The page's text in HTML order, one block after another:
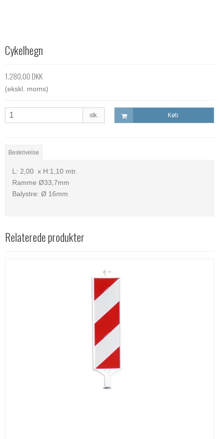
Cykelhegn
1.280,00 DKK
(ekskl. moms)
stk. Køb
Beskrivelse
L: 2,00 x H:1,10 mtr.
Ramme Ø33,7mm
Balystre: Ø 16mm
Relaterede produkter